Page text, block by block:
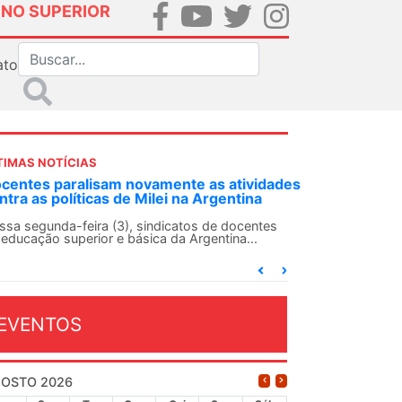
SUPERIOR
NOTÍCIAS
SN convoca docentes para Dia de
Internacionalista com Cuba em
de agosto
SN conclama suas seções sindicais e o